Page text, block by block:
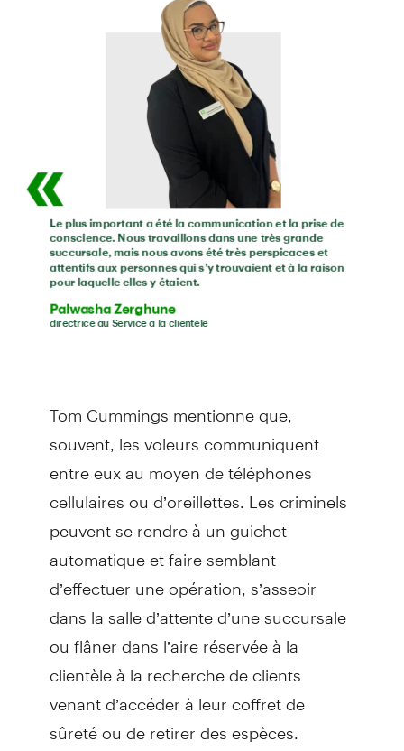
Tom Cummings mentionne que,
souvent, les voleurs communiquent
entre eux au moyen de téléphones
cellulaires ou d’oreillettes. Les criminels
peuvent se rendre à un guichet
automatique et faire semblant
d’effectuer une opération, s’asseoir
dans la salle d’attente d’une succursale
ou flâner dans l’aire réservée à la
clientèle à la recherche de clients
venant d’accéder à leur coffret de
sûreté ou de retirer des espèces.